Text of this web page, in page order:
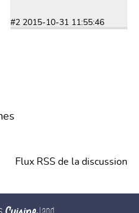
#2 2015-10-31 11:55:46
Flux RSS de la discussion